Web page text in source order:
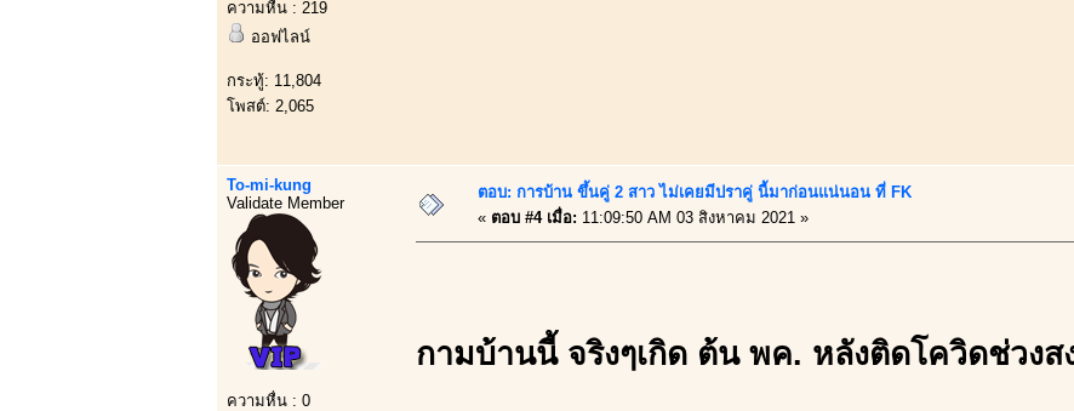
ความหื่น : 219
ออฟไลน์
กระทู้: 11,804
โพสต์: 2,065
To-mi-kung
Validate Member
ความหื่น : 0
ตอบ: การบ้าน ขึ้นคู่ 2 สาว ไม่เคยมีปราคู่ นี้มาก่อนแน่นอน ที่ FK
« ตอบ #4 เมื่อ: 11:09:50 AM 03 สิงหาคม 2021 »
กามบ้านนี้ จริงๆเกิด ต้น พค. หลังติดโควิดช่วงส